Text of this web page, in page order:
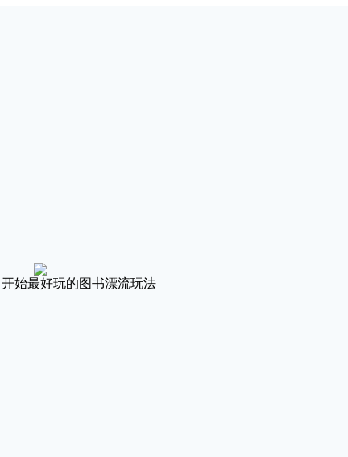
始最好玩的图书漂流玩法